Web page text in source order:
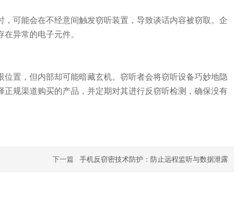
可能会在不经意间触发窃听装置，导致谈话内容被窃取。企
异常的电子元件。
置，但内部却可能暗藏玄机。窃听者会将窃听设备巧妙地隐
规渠道购买的产品，并定期对其进行反窃听检测，确保没有
下一篇 手机反窃密技术防护：防止远程监听与数据泄露